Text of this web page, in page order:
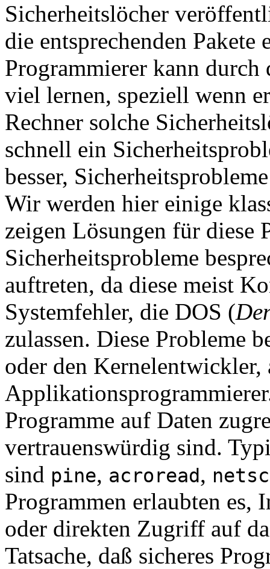
Sicherheitslöcher
die entsprechenden
Programmierer kann
viel lernen, speziell wenn
Rechner solche
schnell ein
besser,
Wir werden hier einige
zeigen Lösungen für diese
Sicherheitsprobleme
auftreten, da diese meist
Systemfehler, die DOS (
zulassen. Diese Probleme
oder den Kernelentwickler,
Programme auf Daten
vertrauenswürdig sind.
sind pine, acroread,
Programmen erlaubten es,
oder direkten Zugriff auf
Tatsache, daß sicheres